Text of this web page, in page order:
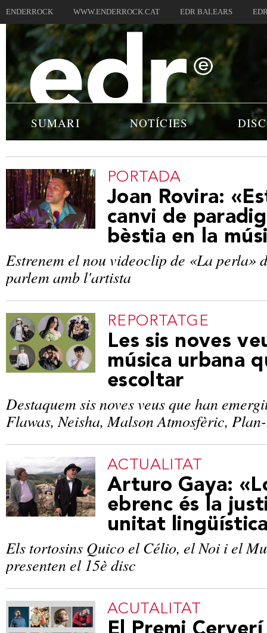
ENDERROCK WWW.ENDERROCK.CAT EDR BALEARS
SUMARI NOTÍCIES
PORTADA
Joan Rovira:
canvi de
bèstia en la
Estrenem el nou videoclip de «La perla»
parlem amb l'artista
REPORTATGE
Les sis noves
música urbana
escoltar
Destaquem sis noves veus que han
Flawas, Neisha, Malson Atmosfèric,
ACTUALITAT
Arturo Gaya:
ebrenc és la
unitat
Els tortosins Quico el Célio, el Noi i el
presenten el 15è disc
ACUTALITAT